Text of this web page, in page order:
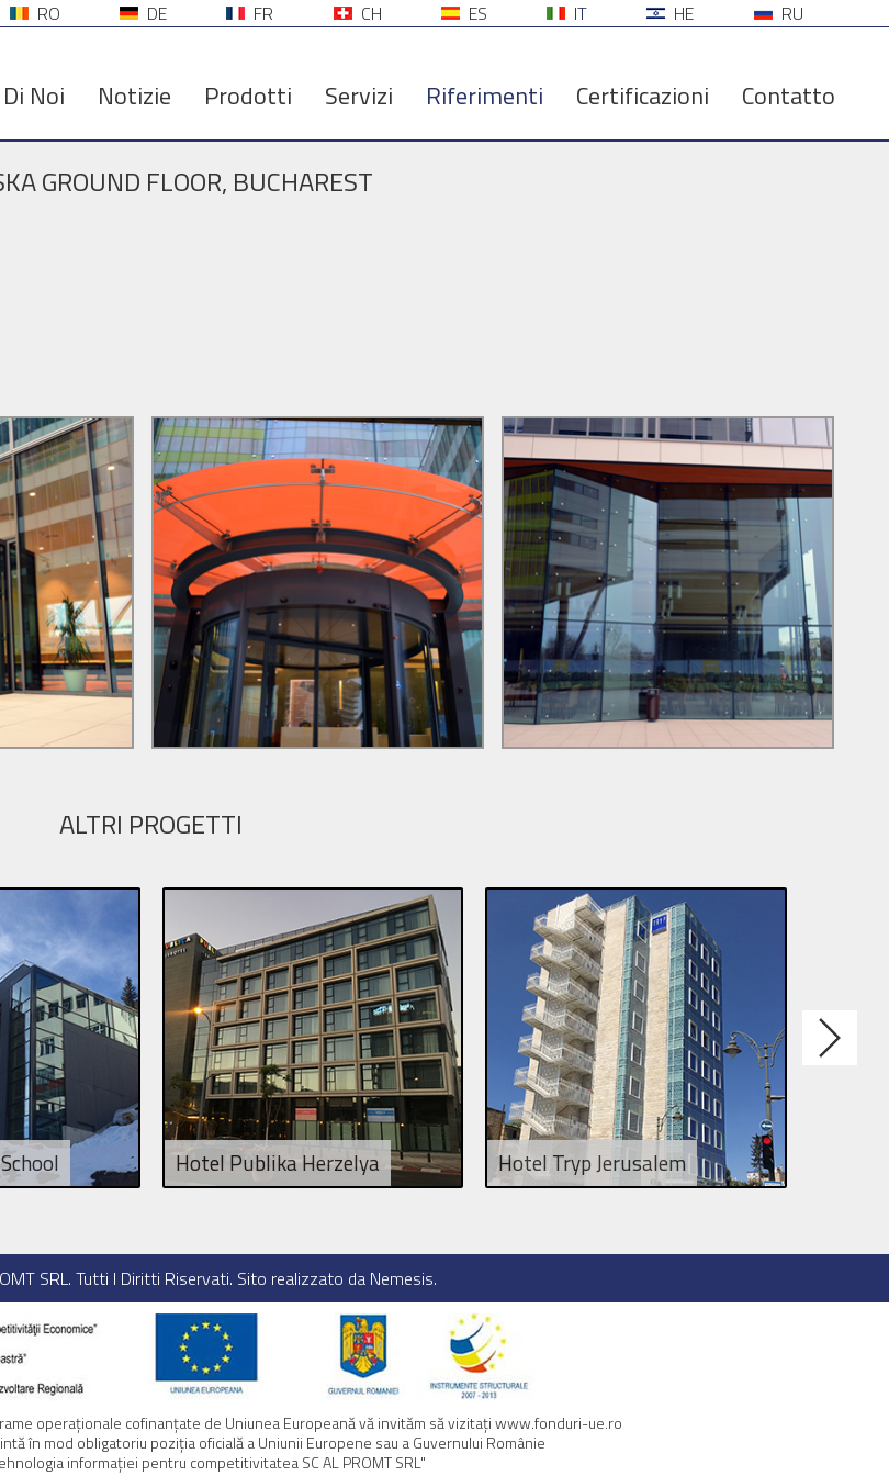
RO DE FR CH ES IT HE RU
Noi Notizie Prodotti Servizi Riferimenti Certificazioni Contatto
GROUND FLOOR, BUCHAREST
ALTRI PROGETTI
Hotel Publika Herzelya Hotel Tryp Jerusalem
SRL. Tutti I Diritti Riservati. Sito realizzato da Nemesis.
operaţionale cofinanţate de Uniunea Europeană vă invităm să vizitaţiwww.fonduri-ue.ro
în mod obligatoriu poziţia oficială a Uniunii Europene sau a Guvernului Românie
informației pentru competitivitatea SC AL PROMT SRL"